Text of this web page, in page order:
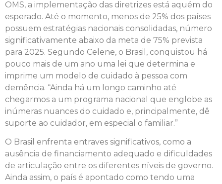
OMS, a implementação das diretrizes está aquém do
esperado. Até o momento, menos de 25% dos países
possuem estratégias nacionais consolidadas, número
significativamente abaixo da meta de 75% prevista
para 2025. Segundo Celene, o Brasil, conquistou há
pouco mais de um ano uma lei que determina e
imprime um modelo de cuidado à pessoa com
demência. “Ainda há um longo caminho até
chegarmos a um programa nacional que englobe as
inúmeras nuances do cuidado e, principalmente, dê
suporte ao cuidador, em especial o familiar.”
O Brasil enfrenta entraves significativos, como a
ausência de financiamento adequado e dificuldades
de articulação entre os diferentes níveis de governo.
Ainda assim, o país é apontado como tendo uma